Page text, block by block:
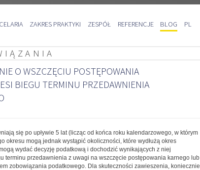
ZAKRES PRAKTYKI ZESPÓŁ REFERENCJE BLOG PL
O WSZCZĘCIU POSTĘPOWANIA
BIEGU TERMINU PRZEDAWNIENIA
się po upływie 5 lat (licząc od końca roku kalendarzowego, w którym
okresu mogą jednak wystąpić okoliczności, które wydłużą okres
wydać decyzję podatkową i dochodzić wynikających z niej
terminu przedawnienia z uwagi na wszczęcie postępowania karnego lub
zobowiązania podatkowego. Dla skuteczności zawieszenia, koniecznie